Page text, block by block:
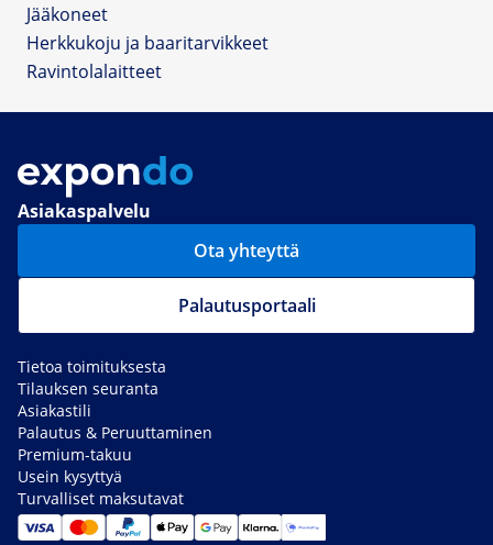
Jääkoneet
Herkkukoju ja baaritarvikkeet
Ravintolalaitteet
Asiakaspalvelu
Ota yhteyttä
Palautusportaali
Tietoa toimituksesta
Tilauksen seuranta
Asiakastili
Palautus & Peruuttaminen
Premium-takuu
Usein kysyttyä
Turvalliset maksutavat